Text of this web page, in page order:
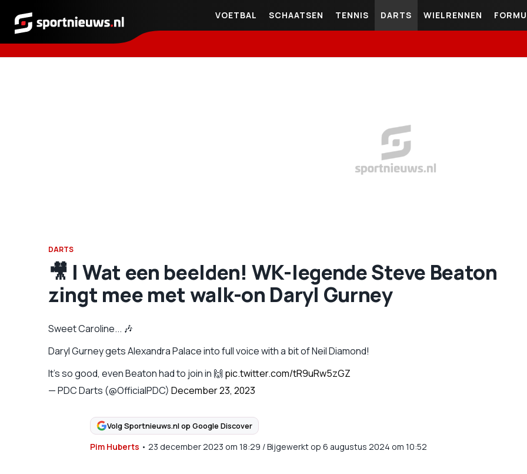
Sportnieuws.nl
VOETBAL SCHAATSEN TENNIS DARTS WIELRENNEN
DARTS
🎥 | Wat een beelden! WK-legende Steve Beaton
zingt mee met walk-on Daryl Gurney
Sweet Caroline... 🎶
Daryl Gurney gets Alexandra Palace into full voice with a bit of Neil Diamond!
It's so good, even Beaton had to join in 🙌 pic.twitter.com/tR9uRw5zGZ
— PDC Darts (@OfficialPDC) December 23, 2023
Volg Sportnieuws.nl op Google Discover
Pim Huberts • 23 december 2023 om 18:29 /Bijgewerkt op 6 augustus 2024 om 10:52